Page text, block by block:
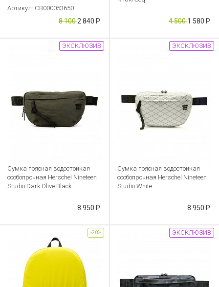
Артикул: CB000053650
8 1002 840 Р.
Артикул: CB000048575
4 5001 580 Р.
Сумка поясная водостойкая
особопрочная Herschel Nineteen
Studio Dark Olive Black
8 950 Р.
ЭКСКЛЮЗИВ
Сумка поясная водостойкая
особопрочная Herschel Nineteen
Studio White
8 950 Р.
ЭКСКЛЮЗИВ
-20% ЭКСКЛЮЗИВ